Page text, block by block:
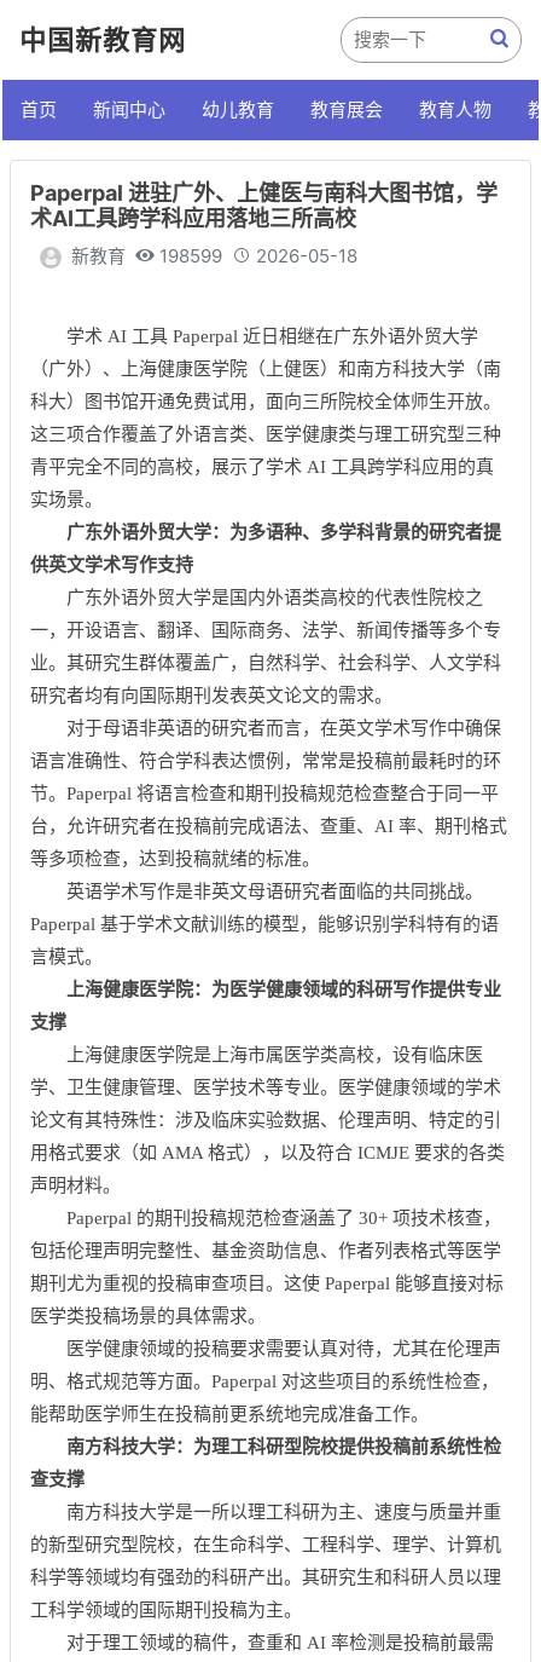
中国新教育网
首页 新闻中心 幼儿教育 教育展会 教育人物
Paperpal 进驻广外、上健医与南科大图书馆，学
术AI工具跨学科应用落地三所高校
新教育 198599 2026-05-18
学术 AI 工具 Paperpal 近日相继在广东外语外贸大学
（广外）、上海健康医学院（上健医）和南方科技大学（南
科大）图书馆开通免费试用，面向三所院校全体师生开放。
这三项合作覆盖了外语言类、医学健康类与理工研究型三种
青平完全不同的高校，展示了学术 AI 工具跨学科应用的真
实场景。
广东外语外贸大学：为多语种、多学科背景的研究者提
供英文学术写作支持
广东外语外贸大学是国内外语类高校的代表性院校之
一，开设语言、翻译、国际商务、法学、新闻传播等多个专
业。其研究生群体覆盖广，自然科学、社会科学、人文学科
研究者均有向国际期刊发表英文论文的需求。
对于母语非英语的研究者而言，在英文学术写作中确保
语言准确性、符合学科表达惯例，常常是投稿前最耗时的环
节。Paperpal 将语言检查和期刊投稿规范检查整合于同一平
台，允许研究者在投稿前完成语法、查重、AI 率、期刊格式
等多项检查，达到投稿就绪的标准。
英语学术写作是非英文母语研究者面临的共同挑战。
Paperpal 基于学术文献训练的模型，能够识别学科特有的语
言模式。
上海健康医学院：为医学健康领域的科研写作提供专业
支撑
上海健康医学院是上海市属医学类高校，设有临床医
学、卫生健康管理、医学技术等专业。医学健康领域的学术
论文有其特殊性：涉及临床实验数据、伦理声明、特定的引
用格式要求（如 AMA 格式），以及符合 ICMJE 要求的各类
声明材料。
Paperpal 的期刊投稿规范检查涵盖了 30+ 项技术核查，
包括伦理声明完整性、基金资助信息、作者列表格式等医学
期刊尤为重视的投稿审查项目。这使 Paperpal 能够直接对标
医学类投稿场景的具体需求。
医学健康领域的投稿要求需要认真对待，尤其在伦理声
明、格式规范等方面。Paperpal 对这些项目的系统性检查，
能帮助医学师生在投稿前更系统地完成准备工作。
南方科技大学：为理工科研型院校提供投稿前系统性检
查支撑
南方科技大学是一所以理工科研为主、速度与质量并重
的新型研究型院校，在生命科学、工程科学、理学、计算机
科学等领域均有强劲的科研产出。其研究生和科研人员以理
工科学领域的国际期刊投稿为主。
对于理工领域的稿件，查重和 AI 率检测是投稿前最需